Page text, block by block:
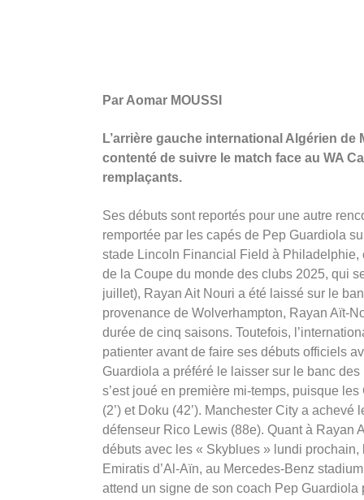
Par Aomar MOUSSI
L’arrière gauche international Algérien de
contenté de suivre le match face au WA
remplaçants.
Ses débuts sont reportés pour une autre
remportée par les capés de Pep Guardiola
stade Lincoln Financial Field à Philadelphie,
de la Coupe du monde des clubs 2025, qui
juillet), Rayan Ait Nouri a été laissé sur le
provenance de Wolverhampton, Rayan Aït-
durée de cinq saisons. Toutefois,
patienter avant de faire ses débuts officiels
Guardiola a préféré le laisser sur le banc
s’est joué en première mi-temps, puisque
(2’) et Doku (42’). Manchester City a
défenseur Rico Lewis (88e). Quant à Rayan
débuts avec les « Skyblues » lundi
Emiratis d’Al-Aïn, au Mercedes-Benz
attend un signe de son coach Pep